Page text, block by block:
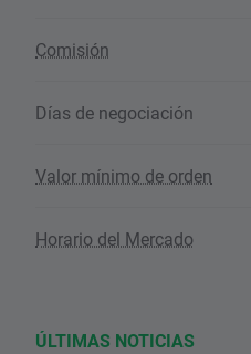
Comisión
Días de negociación
Valor mínimo de orden
Horario del Mercado
ÚLTIMAS NOTICIAS